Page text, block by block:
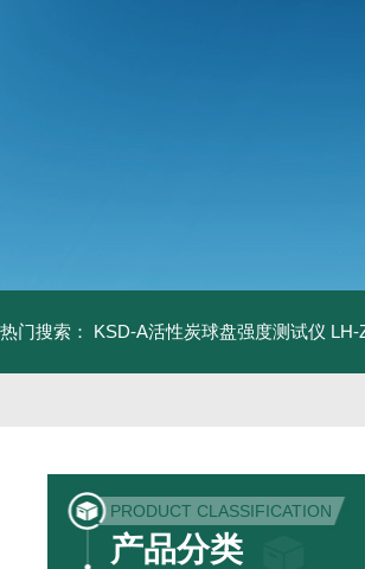
热门搜索： KSD-A活性炭球盘强度测试仪 LH-
PRODUCT CLASSIFICATION
产品分类